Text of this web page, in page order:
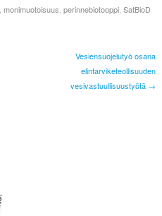
monimuotoisuus perinnebiotooppi, SatBioD
Vesiensuojelutyö osana
elintarviketeollisuuden
vesivastuullisuustyötä →